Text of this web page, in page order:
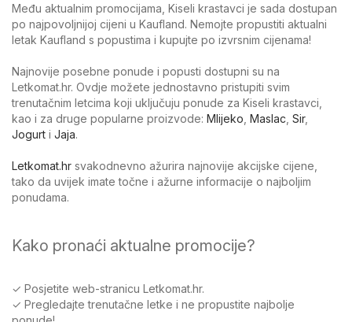
Među aktualnim promocijama, Kiseli krastavci je sada dostupan
po najpovoljnijoj cijeni u Kaufland. Nemojte propustiti aktualni
letak Kaufland s popustima i kupujte po izvrsnim cijenama!
Najnovije posebne ponude i popusti dostupni su na
Letkomat.hr. Ovdje možete jednostavno pristupiti svim
trenutačnim letcima koji uključuju ponude za Kiseli krastavci,
kao i za druge popularne proizvode: Mlijeko Maslac Sir,
Jogurt i Jaja.
Letkomat.hr svakodnevno ažurira najnovije akcijske cijene,
tako da uvijek imate točne i ažurne informacije o najboljim
ponudama.
Kako pronaći aktualne promocije?
✓ Posjetite web-stranicu Letkomat.hr.
✓ Pregledajte trenutačne letke i ne propustite najbolje